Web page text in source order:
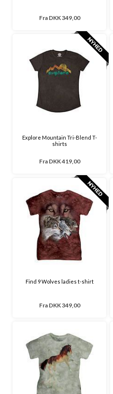
Fra DKK 349,00
Explore Mountain Tri-Blend T-
shirts
Fra DKK 419,00
Find 9 Wolves ladies t-shirt
Fra DKK 349,00